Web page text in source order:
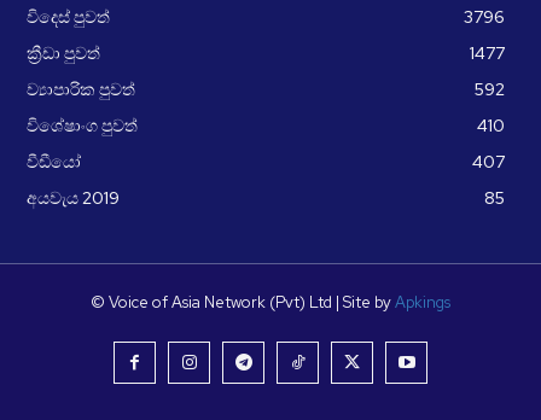
විදෙස් පුවත්
3796
ක්‍රීඩා පුවත්
1477
ව්‍යාපාරික පුවත්
592
විශේෂාංග පුවත්
410
වීඩීයෝ
407
අයවැය 2019
85
© Voice of Asia Network (Pvt) Ltd | Site byApkings